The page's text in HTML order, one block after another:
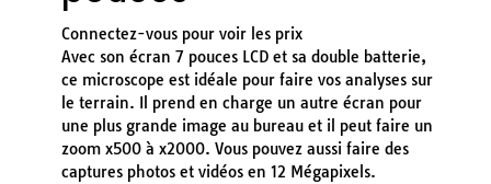
Connectez-vous pour voir les prix
Avec son écran 7 pouces LCD et sa double batterie,
ce microscope est idéale pour faire vos analyses sur
le terrain. Il prend en charge un autre écran pour
une plus grande image au bureau et il peut faire un
zoom x500 à x2000. Vous pouvez aussi faire des
captures photos et vidéos en 12 Mégapixels.